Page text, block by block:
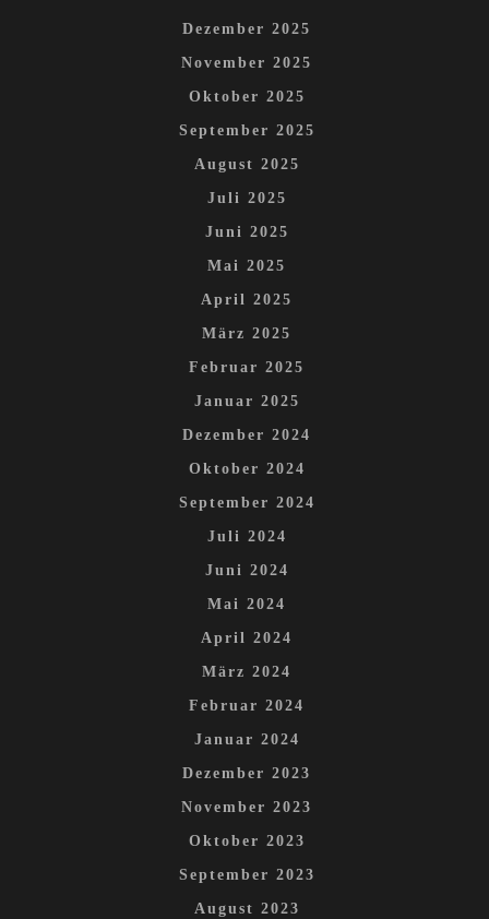
Dezember 2025
November 2025
Oktober 2025
September 2025
August 2025
Juli 2025
Juni 2025
Mai 2025
April 2025
März 2025
Februar 2025
Januar 2025
Dezember 2024
Oktober 2024
September 2024
Juli 2024
Juni 2024
Mai 2024
April 2024
März 2024
Februar 2024
Januar 2024
Dezember 2023
November 2023
Oktober 2023
September 2023
August 2023